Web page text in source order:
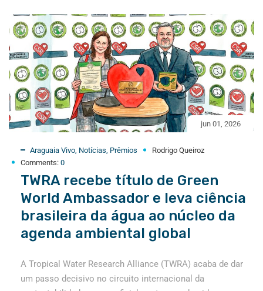
jun 01, 2026
Araguaia Vivo Notícias Prêmios
Rodrigo Queiroz
Comments: 0
TWRA recebe título de Green
World Ambassador e leva ciência
brasileira da água ao núcleo da
agenda ambiental global
A Tropical Water Research Alliance (TWRA) acaba de dar
um passo decisivo no circuito internacional da